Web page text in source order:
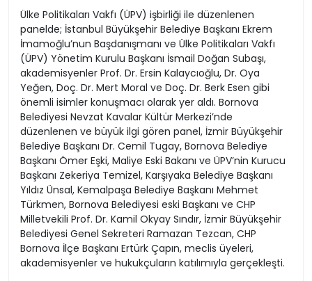
Ülke Politikaları Vakfı (ÜPV) işbirliği ile düzenlenen
panelde; İstanbul Büyükşehir Belediye Başkanı Ekrem
İmamoğlu’nun Başdanışmanı ve Ülke Politikaları Vakfı
(ÜPV) Yönetim Kurulu Başkanı İsmail Doğan Subaşı,
akademisyenler Prof. Dr. Ersin Kalaycıoğlu, Dr. Oya
Yeğen, Doç. Dr. Mert Moral ve Doç. Dr. Berk Esen gibi
önemli isimler konuşmacı olarak yer aldı. Bornova
Belediyesi Nevzat Kavalar Kültür Merkezi’nde
düzenlenen ve büyük ilgi gören panel, İzmir Büyükşehir
Belediye Başkanı Dr. Cemil Tugay, Bornova Belediye
Başkanı Ömer Eşki, Maliye Eski Bakanı ve ÜPV’nin Kurucu
Başkanı Zekeriya Temizel, Karşıyaka Belediye Başkanı
Yıldız Ünsal, Kemalpaşa Belediye Başkanı Mehmet
Türkmen, Bornova Belediyesi eski Başkanı ve CHP
Milletvekili Prof. Dr. Kamil Okyay Sındır, İzmir Büyükşehir
Belediyesi Genel Sekreteri Ramazan Tezcan, CHP
Bornova İlçe Başkanı Ertürk Çapın, meclis üyeleri,
akademisyenler ve hukukçuların katılımıyla gerçekleşti.